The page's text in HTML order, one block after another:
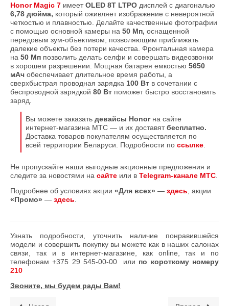
Honor Magic 7 имеетOLED 8T LTPO дисплей с диагональю
6,78 дюйма, который оживляет изображение с невероятной
четкостью и плавностью. Делайте качественные фотографии
с помощью основной камеры на 50 Мп, оснащенной
передовым зум-объективом, позволяющим приближать
далекие объекты без потери качества. Фронтальная камера
на 50 Мп позволить делать селфи и совершать видеозвонки
в хорошем разрешении. Мощная батарея емкостью 5650
мАч обеспечивает длительное время работы, а
сверхбыстрая проводная зарядка 100 Вт в сочетании с
беспроводной зарядкой 80 Вт поможет быстро восстановить
заряд.
Вы можете заказать девайсы Honorна сайте
интернет-магазина МТС — и их доставятбесплатно.
Доставка товаров покупателям осуществляется по
всей территории Беларуси. Подробности по ссылке
Не пропускайте наши выгодные акционные предложения и
следите за новостями на сайте или в Telegram-канале МТС
Подробнее об условиях акции «Для всех» — здесь , акции
«Промо» — здесь
Узнать подробности, уточнить наличие понравившейся
модели и совершить покупку вы можете как в наших салонах
связи, так и в интернет-магазине, как online, так и по
телефонам+375 29 545-00-00 или по короткому номеру
210
Звоните, мы будем рады Вам!